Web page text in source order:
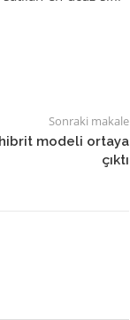
Sonraki makale
modeli ortaya
çıktı